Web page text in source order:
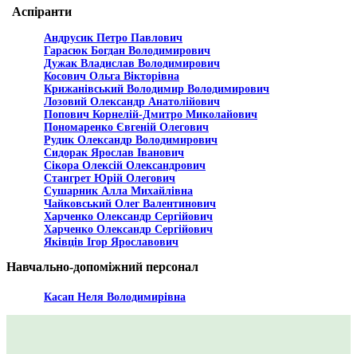
Аспіранти
Андрусик Петро Павлович
Гарасюк Богдан Володимирович
Дужак Владислав Володимирович
Косович Ольга Вікторівна
Крижанівський Володимир Володимирович
Лозовий Олександр Анатолійович
Попович Корнелій-Дмитро Миколайович
Пономаренко Євгеній Олегович
Рудик Олександр Володимирович
Сидорак Ярослав Іванович
Сікора Олексій Олександрович
Стангрет Юрій Олегович
Сушарник Алла Михайлівна
Чайковський Олег Валентинович
Харченко Олександр Сергійович
Харченко Олександр Сергійович
Яківців Ігор Ярославович
Навчально-допоміжний персонал
Касап Неля Володимирівна